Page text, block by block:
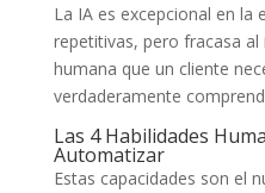
La IA es excepcional en la
repetitivas, pero fracasa
humana que un cliente
verdaderamente
Las 4 Habilidades
Automatizar
Estas capacidades son el